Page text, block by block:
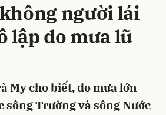
người lái
lập do mưa lũ
My cho biết, do mưa lớn
sông Trường và sông Nước